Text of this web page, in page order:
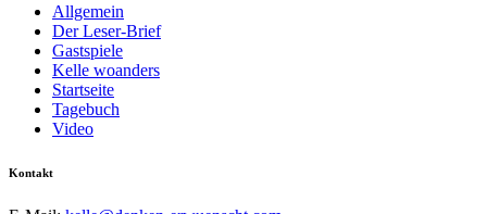
Allgemein
Der Leser-Brief
Gastspiele
Kelle woanders
Startseite
Tagebuch
Video
Kontakt